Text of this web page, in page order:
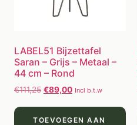
LABEL51 Bijzettafel
Saran – Grijs – Metaal –
44 cm – Rond
€111,25 €89,00 Incl b.t.w
TOEVOEGEN AAN